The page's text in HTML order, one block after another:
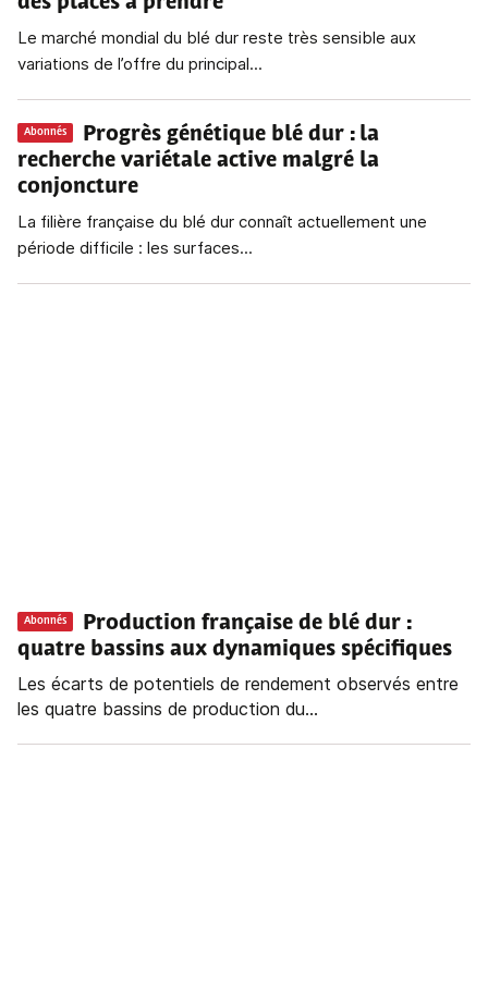
Le marché mondial du blé dur reste très sensible aux
variations de l’offre du principal...
Abonnés Progrès génétique blé dur : la
recherche variétale active malgré la
conjoncture
La filière française du blé dur connaît actuellement une
période difficile : les surfaces...
Abonnés Production française de blé dur :
quatre bassins aux dynamiques spécifiques
Les écarts de potentiels de rendement observés entre
les quatre bassins de production du...